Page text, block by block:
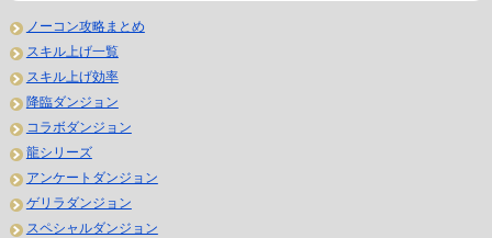
ノーコン攻略まとめ
スキル上げ一覧
スキル上げ効率
降臨ダンジョン
コラボダンジョン
龍シリーズ
アンケートダンジョン
ゲリラダンジョン
スペシャルダンジョン